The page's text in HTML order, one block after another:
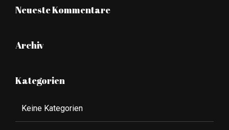
Neueste Kommentare
Archiv
Kategorien
Keine Kategorien